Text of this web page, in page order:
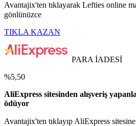
Avantajix'ten tıklayarak Lefties online
gönlünüzce
TIKLA KAZAN
PARA İADESİ
%5,50
AliExpress sitesinden alışveriş
ödüyor
Avantajix'ten tıklayıp AliExpress